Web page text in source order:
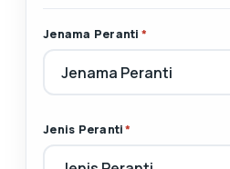
Jenama Peranti *
Jenis Peranti*